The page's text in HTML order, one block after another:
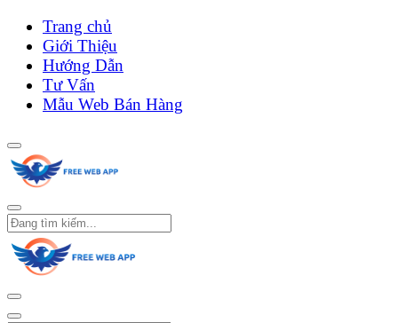
Trang chủ
Giới Thiệu
Hướng Dẫn
Tư Vấn
Mẫu Web Bán Hàng